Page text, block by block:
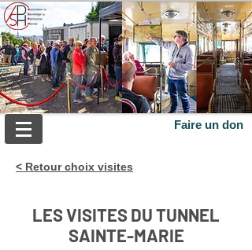
Faire un don
< Retour choix visites
LES VISITES DU TUNNEL
SAINTE-MARIE